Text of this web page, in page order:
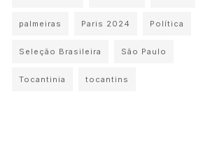
palmeiras Paris 2024 Política
Seleção Brasileira São Paulo
Tocantinia tocantins